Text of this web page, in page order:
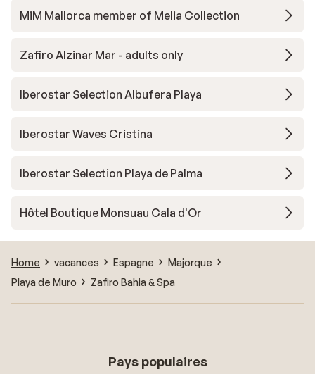
MiM Mallorca member of Melia Collection
Zafiro Alzinar Mar - adults only
Iberostar Selection Albufera Playa
Iberostar Waves Cristina
Iberostar Selection Playa de Palma
Hôtel Boutique Monsuau Cala d'Or
Home vacances Espagne
Majorque
Playa de Muro
Zafiro Bahia & Spa
Pays populaires